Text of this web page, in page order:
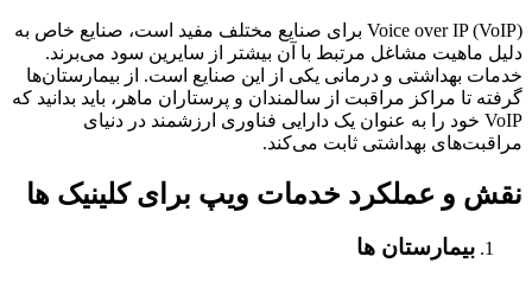
Voice over IP (VoIP) برای صنایع مختلف مفید است، صنایع خاص به
دلیل ماهیت مشاغل مرتبط با آن بیشتر از سایرین سود می‌برند.
خدمات بهداشتی و درمانی یکی از این صنایع است. از بیمارستان‌ها
گرفته تا مراکز مراقبت از سالمندان و پرستاران ماهر، باید بدانید که
VoIP خود را به عنوان یک دارایی فناوری ارزشمند در دنیای
مراقبت‌های بهداشتی ثابت می‌کند.
نقش و عملکرد خدمات ویپ برای کلینیک ‌ها
بیمارستان‌ ها